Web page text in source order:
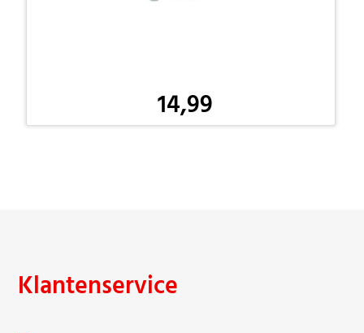
14,99
Klantenservice